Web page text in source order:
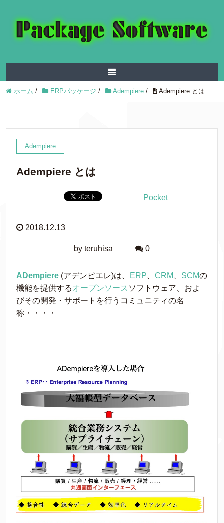
ホーム / ERPパッケージ / Adempiere / Adempiere とは
Adempiere
Adempiere とは
Pocket
2018.12.13
by teruhisa 0
ADempiere (アデンピエレ)は、 ERP、 CRM 、 SCMの
機能を提供するオープンソース ソフトウェア、およ
びその開発・サポートを行うコミュニティの名
称・・・・